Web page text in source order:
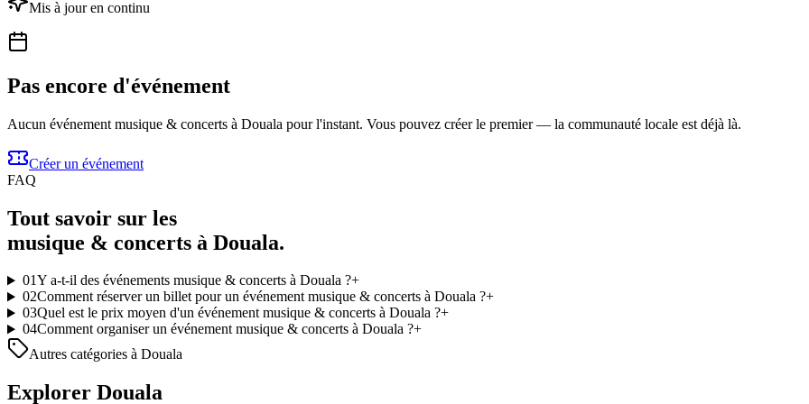
Mis à jour en continu
Pas encore d'événement
Aucun événement musique & concerts à Douala pour l'instant. Vous pouvez créer le premier — la communauté locale est déjà là.
Créer un événement
FAQ
Tout savoir sur les
musique & concerts à Douala.
01Y a-t-il des événements musique & concerts à Douala ?+
02Comment réserver un billet pour un événement musique & concerts à Douala ?+
03Quel est le prix moyen d'un événement musique & concerts à Douala ?+
04Comment organiser un événement musique & concerts à Douala ?+
Autres catégories à Douala
Explorer Douala